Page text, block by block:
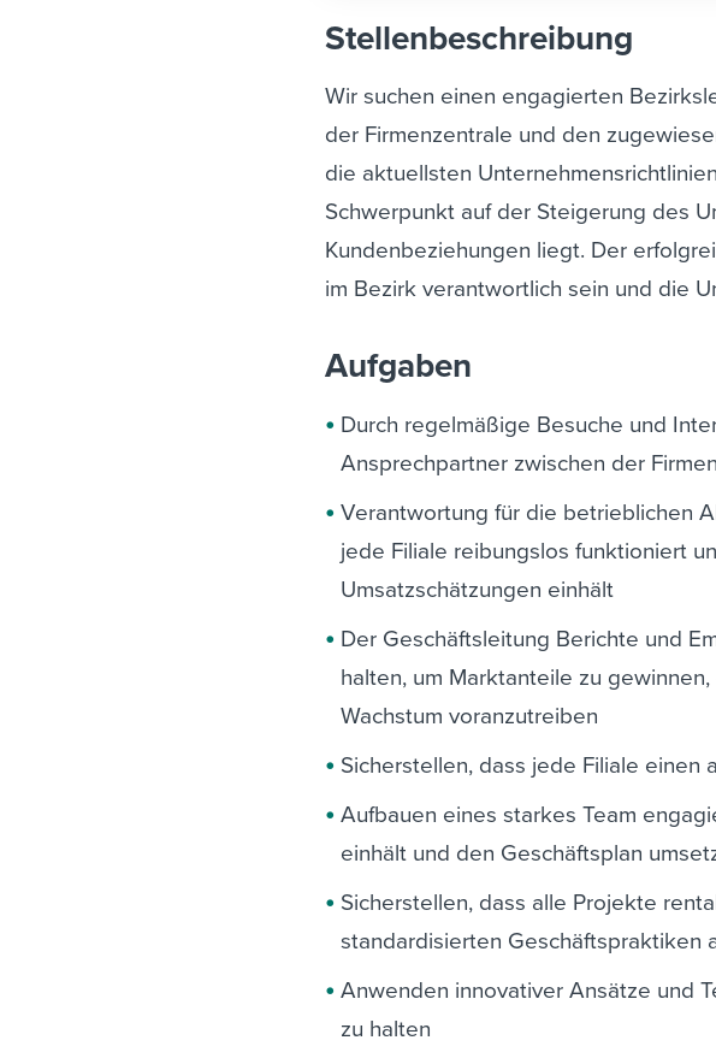
Stellenbeschreibung
Wir suchen einen engagierten
der Firmenzentrale und den
die aktuellsten
Schwerpunkt auf der Steigerung des
Kundenbeziehungen liegt. Der
im Bezirk verantwortlich sein und die
Aufgaben
Durch regelmäßige Besuche und
Ansprechpartner zwischen der
Verantwortung für die betrieblichen
jede Filiale reibungslos funktioniert
Umsatzschätzungen einhält
Der Geschäftsleitung Berichte und
halten, um Marktanteile zu
Wachstum voranzutreiben
Sicherstellen, dass jede Filiale
Aufbauen eines starkes Team
einhält und den Geschäftsplan
Sicherstellen, dass alle Projekte
standardisierten Geschäftspraktiken
Anwenden innovativer Ansätze und
zu halten